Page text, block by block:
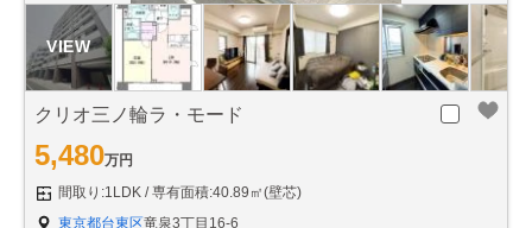
クリオ三ノ輪ラ・モード
5,480万円
間取り:1LDK
専有面積:40.89㎡(壁芯)
東京都台東区竜泉3丁目16-6